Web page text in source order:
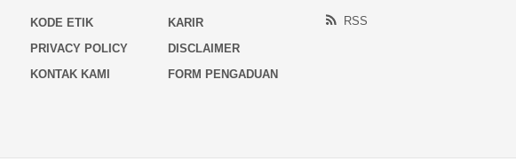
KODE ETIK
KARIR
PRIVACY POLICY
DISCLAIMER
KONTAK KAMI
FORM PENGADUAN
RSS